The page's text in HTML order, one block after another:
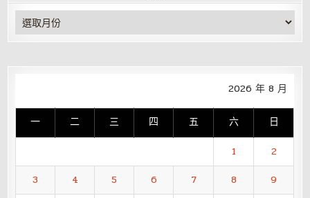
彙
整
2026 年 8 月
一 二 三 四 五 六 日
1
2
3
4 5 6 7 8
9